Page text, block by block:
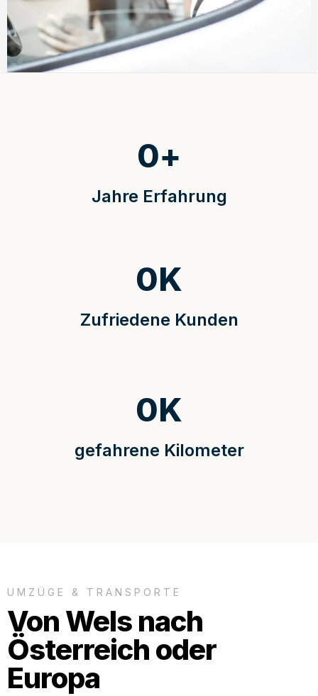
Jahre Erfahrung
0+
Zufriedene Kunden
0K
gefahrene Kilometer
0K
UMZÜGE & TRANSPORTE
Von Wels nach
Österreich oder
Europa